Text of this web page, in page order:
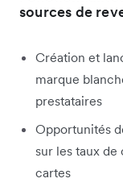
sources de
Création et
marque
prestataires
Opportunités
sur les taux de
cartes